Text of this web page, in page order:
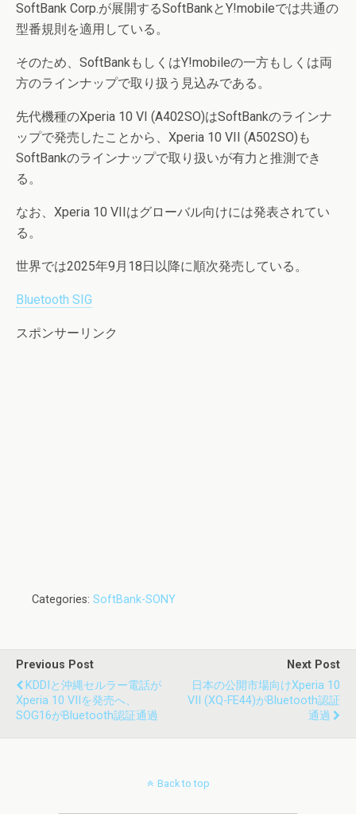
SoftBank Corp.が展開するSoftBankとY!mobileでは共通の
型番規則を適用している。
そのため、SoftBankもしくはY!mobileの一方もしくは両
方のラインナップで取り扱う見込みである。
先代機種のXperia 10 VI (A402SO)はSoftBankのラインナ
ップで発売したことから、Xperia 10 VII (A502SO)も
SoftBankのラインナップで取り扱いが有力と推測でき
る。
なお、Xperia 10 VIIはグローバル向けには発表されてい
る。
世界では2025年9月18日以降に順次発売している。
Bluetooth SIG
スポンサーリンク
Categories: SoftBank-SONY
Previous Post
KDDIと沖縄セルラー電話が
Xperia 10 VIIを発売へ、
SOG16がBluetooth認証通過
Next Post
日本の公開市場向けXperia 10
VII (XQ-FE44)がBluetooth認証
通過
Back to top